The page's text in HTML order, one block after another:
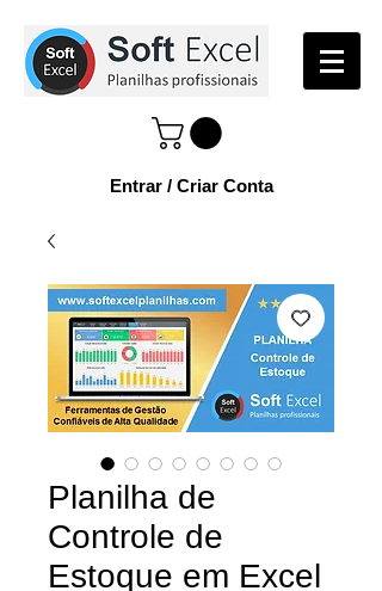
Entrar / Criar Conta
Planilha de
Controle de
Estoque em Excel